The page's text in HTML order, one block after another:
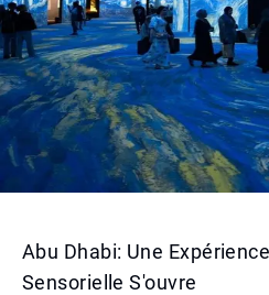
Abu Dhabi: Une
Sensorielle S'ouvre